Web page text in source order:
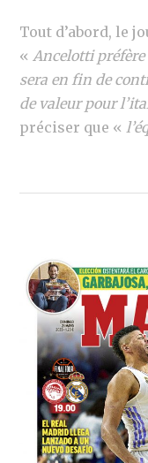
Tout d’abord, le
«Ancelotti préfère
sera en fin de
de valeur pour
préciser que «